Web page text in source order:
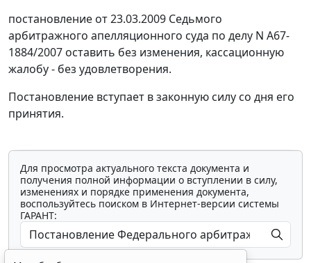
постановление от 23.03.2009 Седьмого
арбитражного апелляционного суда по делу N А67-
1884/2007 оставить без изменения, кассационную
жалобу - без удовлетворения.
Постановление вступает в законную силу со дня его
принятия.
Для просмотра актуального текста документа и
получения полной информации о вступлении в силу,
изменениях и порядке применения документа,
воспользуйтесь поиском в Интернет-версии системы
ГАРАНТ: